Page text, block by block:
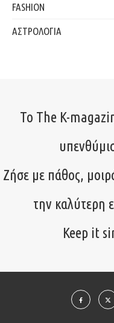
FASHION
ΑΣΤΡΟΛΟΓΙΑ
Το The K-
Ζήσε με πάθος,
την καλύτερη
Keep it